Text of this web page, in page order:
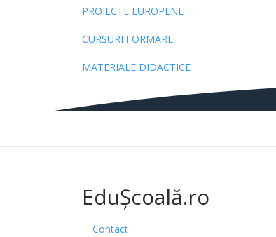
PROIECTE EUROPENE
CURSURI FORMARE
MATERIALE DIDACTICE
EduȘcoală.ro
Contact